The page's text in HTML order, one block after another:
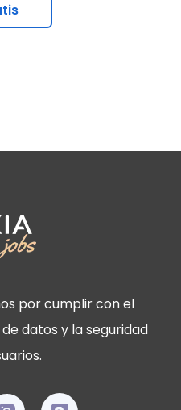
por cumplir con el
datos y la seguridad